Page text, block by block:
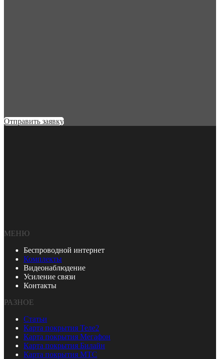
Отправить заявку
МЕНЮ
Беспроводной интернет
Комплекты
Видеонаблюдение
Усиление связи
Контакты
РАЗНОЕ
Статьи
Карта покрытия Теле2
Карта покрытия Мегафон
Карта покрытия Билайн
Карта покрытия МТС